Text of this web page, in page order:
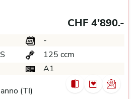
CHF 4’890.-
-
125 ccm
A1
(TI)